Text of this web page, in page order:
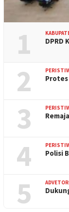
1 DPRD
2
3
4 Polisi
5